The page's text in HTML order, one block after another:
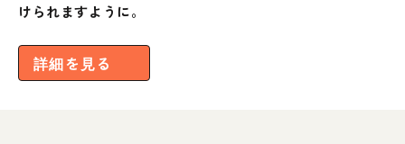
けられますように。
詳細を見る